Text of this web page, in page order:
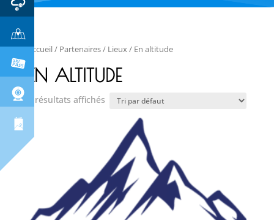
Accueil/ Partenaires/ Lieux/ En altitude
EN ALTITUDE
5 résultats affichés